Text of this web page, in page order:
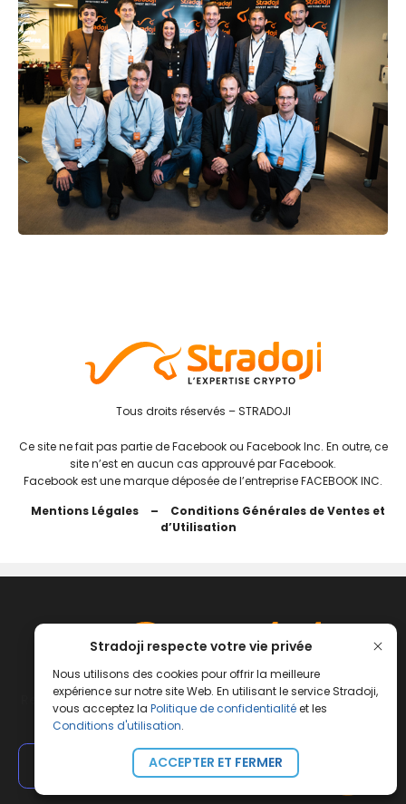
Stradoji respecte votre vie privée
Nous utilisons des cookies pour offrir la meilleure
expérience sur notre site Web. En utilisant le service Stradoji,
vous acceptez la Politique de confidentialitéet les
Conditions d'utilisation.
ACCEPTER ET FERMER
Tous droits réservés – STRADOJI
Ce site ne fait pas partie de Facebook ou Facebook Inc. En outre, ce
site n’est en aucun cas approuvé par Facebook.
Facebook est une marque déposée de l’entreprise FACEBOOK INC.
Mentions Légales
–
Conditions Générales de Ventes et
d’Utilisation
Rejoignez la communauté d’investisseurs francophone
Stradoji
Investisseurs + 37,5K